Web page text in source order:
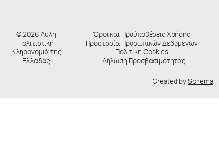
© 2026 Άυλη
Πολιτιστική
Κληρονομιά της
Ελλάδας
Όροι και Προΰποθέσεις Χρήσης
Προστασία Προσωπικών Δεδομένων
Πολιτική Cookies
Δήλωση Προσβασιμότητας
Created by Schema